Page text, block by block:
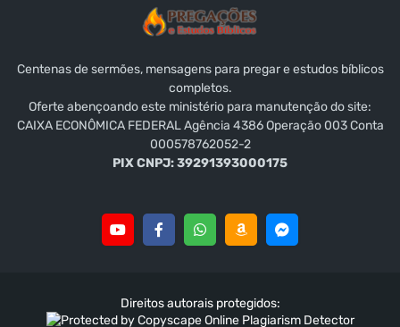
Centenas de sermões, mensagens para pregar e estudos bíblicos
completos.
Oferte abençoando este ministério para manutenção do site:
CAIXA ECONÔMICA FEDERAL Agência 4386 Operação 003 Conta
000578762052-2
PIX CNPJ: 39291393000175
Direitos autorais protegidos: